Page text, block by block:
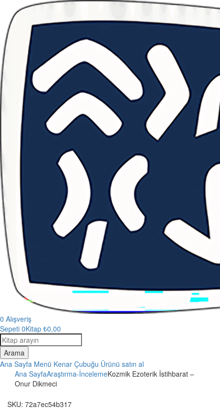
0 Alışveriş
Sepeti 0Kitap ₺0,00
Kitap
arama
Arama
Ana Sayfa Menü Kenar Çubuğu Ürünü satın al
Ana SayfaAraştırma-İncelemeKozmik Ezoterik İstihbarat –
Onur Dikmeci
SKU: 72a7ec54b317